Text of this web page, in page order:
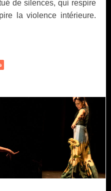
de silences, qui respire
la violence intérieure.